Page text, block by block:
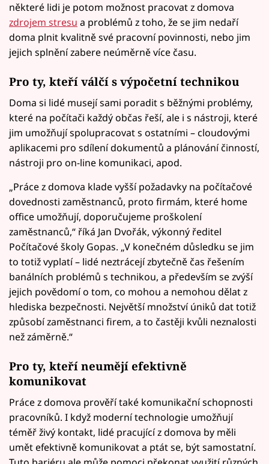
některé lidi je potom možnost pracovat z domova
zdrojem stresu a problémů z toho, že se jim nedaří
doma plnit kvalitně své pracovní povinnosti, nebo jim
jejich splnění zabere neúměrně více času.
Pro ty, kteří válčí s výpočetní technikou
Doma si lidé musejí sami poradit s běžnými problémy,
které na počítači každý občas řeší, ale i s nástroji, které
jim umožňují spolupracovat s ostatními – cloudovými
aplikacemi pro sdílení dokumentů a plánování činností,
nástroji pro on-line komunikaci, apod.
„Práce z domova klade vyšší požadavky na počítačové
dovednosti zaměstnanců, proto firmám, které home
office umožňují, doporučujeme proškolení
zaměstnanců,“ říká Jan Dvořák, výkonný ředitel
Počítačové školy Gopas. „V konečném důsledku se jim
to totiž vyplatí – lidé neztrácejí zbytečně čas řešením
banálních problémů s technikou, a především se zvýší
jejich povědomí o tom, co mohou a nemohou dělat z
hlediska bezpečnosti. Největší množství úniků dat totiž
způsobí zaměstnanci firem, a to častěji kvůli neznalosti
než záměrně.“
Pro ty, kteří neumějí efektivně
komunikovat
Práce z domova prověří také komunikační schopnosti
pracovníků. I když moderní technologie umožňují
téměř živý kontakt, lidé pracující z domova by měli
umět efektivně komunikovat a ptát se, být samostatní.